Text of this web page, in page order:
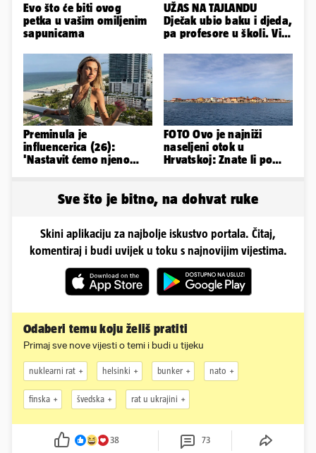
Evo što će biti ovog
petka u vašim omiljenim
sapunicama
UŽAS NA TAJLANDU
Dječak ubio baku i djeda,
pa profesore u školi. Više
Preminula je
influencerica (26):
'Nastavit ćemo njeno
FOTO Ovo je najniži
naseljeni otok u
Hrvatskoj: Znate li po
Sve što je bitno, na dohvat ruke
Skini aplikaciju za najbolje iskustvo portala. Čitaj,
komentiraj i budi uvijek u toku s najnovijim vijestima.
Odaberi temu koju želiš pratiti
Primaj sve nove vijesti o temi i budi u tijeku
nuklearni rat helsinki bunker nato
finska švedska rat u ukrajini
38 73